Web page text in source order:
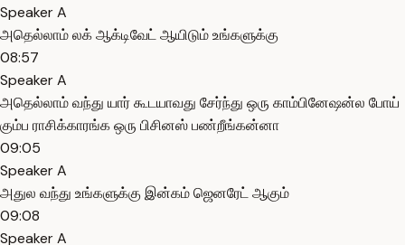
Speaker A
அதெல்லாம் லக் ஆக்டிவேட் ஆயிடும் உங்களுக்கு
08:57
Speaker A
அதெல்லாம் வந்து யார் கூடயாவது சேர்ந்து ஒரு காம்பினேஷன்ல போய்
கும்ப ராசிக்காரங்க ஒரு பிசினஸ் பண்றீங்கன்னா
09:05
Speaker A
அதுல வந்து உங்களுக்கு இன்கம் ஜெனரேட் ஆகும்
09:08
Speaker A